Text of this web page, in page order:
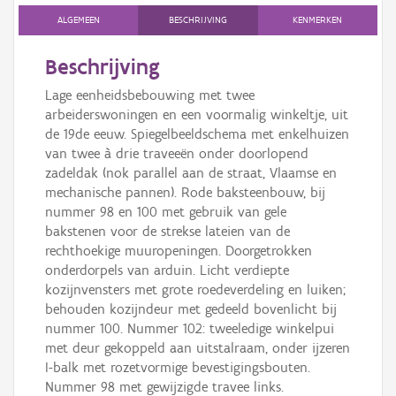
ALGEMEEN BESCHRIJVING KENMERKEN
Beschrijving
Lage eenheidsbebouwing met twee
arbeiderswoningen en een voormalig winkeltje, uit
de 19de eeuw. Spiegelbeeldschema met enkelhuizen
van twee à drie traveeën onder doorlopend
zadeldak (nok parallel aan de straat, Vlaamse en
mechanische pannen). Rode baksteenbouw, bij
nummer 98 en 100 met gebruik van gele
bakstenen voor de strekse lateien van de
rechthoekige muuropeningen. Doorgetrokken
onderdorpels van arduin. Licht verdiepte
kozijnvensters met grote roedeverdeling en luiken;
behouden kozijndeur met gedeeld bovenlicht bij
nummer 100. Nummer 102: tweeledige winkelpui
met deur gekoppeld aan uitstalraam, onder ijzeren
I-balk met rozetvormige bevestigingsbouten.
Nummer 98 met gewijzigde travee links.